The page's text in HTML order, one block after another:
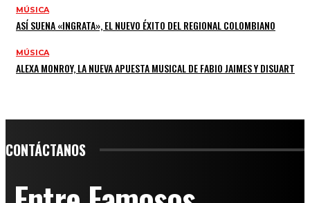
MÚSICA
ASÍ SUENA «INGRATA», EL NUEVO ÉXITO DEL REGIONAL COLOMBIANO
MÚSICA
ALEXA MONROY, LA NUEVA APUESTA MUSICAL DE FABIO JAIMES Y DISUART
CONTÁCTANOS